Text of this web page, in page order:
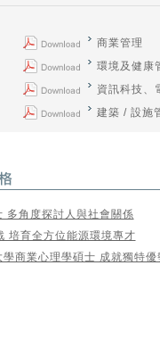
商業管理
環境及健康
資訊科技、
建築 / 設施
多角度探討人與社會關係
培育全方位能源環境專才
商業心理學碩士 成就獨特優